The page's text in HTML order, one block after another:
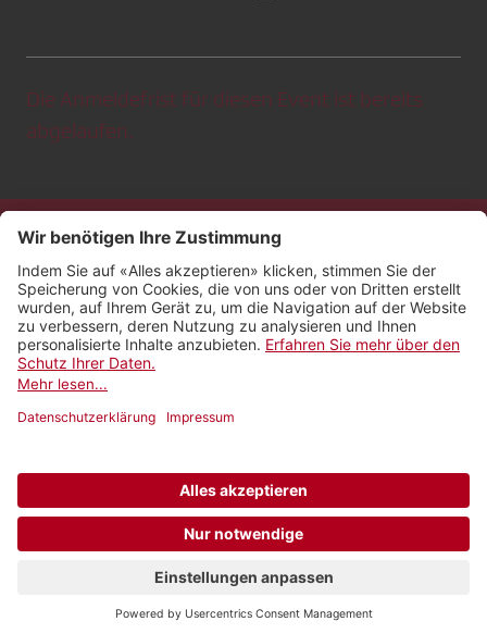
Die Anmeldefrist für diesen Event ist bereits
abgelaufen.
Kontakt
Impressum
Rechtliches
Netiquette
Newsletter abonnieren